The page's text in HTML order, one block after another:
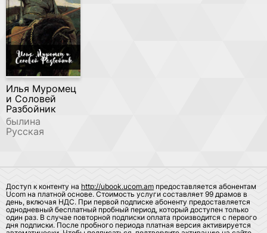
Илья Муромец
и Соловей
Разбойник
былина
Русская
Доступ к контенту на http://ubook.ucom.am предоставляется абонентам
Ucom на платной основе. Стоимость услуги составляет 99 драмов в
день, включая НДС. При первой подписке абоненту предоставляется
однодневный бесплатный пробный период, который доступен только
один раз. В случае повторной подписки оплата производится с первого
дня подписки. После пробного периода платная версия активируется